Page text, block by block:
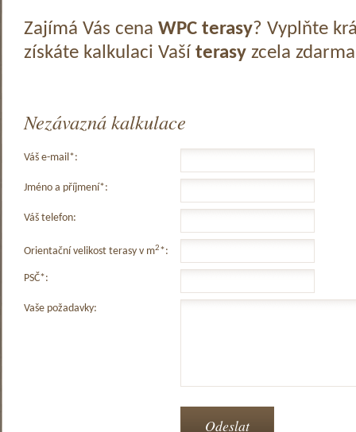
Zajímá Vás cena WPC terasy? Vyplňte
získáte kalkulaci Vaší terasyzcela
Nezávazná kalkulace
Váš e-mail*:
Jméno a příjmení*:
Váš telefon:
Orientační velikost terasy v m2*:
PSČ*:
Vaše požadavky: